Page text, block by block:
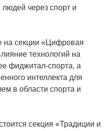
через спорт и
на секции «Цифровая
технологий на
фиджитал-спорта, а
интеллекта для
в области спорта и
секция «Традиции и